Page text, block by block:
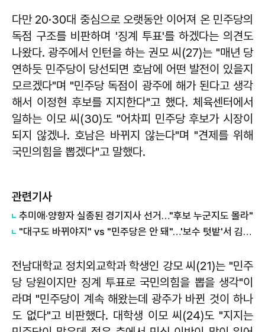
다만 20·30대 중심으로 오랫동안 이어져 온 민주당의
독점 구조를 비판하며 '징계 투표'를 하겠다는 의견도
나왔다. 광주에서 인턴을 하는 권모 씨(27)는 "매년 당
연하듯 민주당이 당선되면 호남에 어떤 발전이 있을지
모르겠다"며 "민주당 독점이 광주에 해가 된다고 생각
해서 이정현 후보를 지지한다"고 했다. 체육센터에서
일하는 이모 씨(30)도 "어차피 민주당 후보가 시장이
되지 않겠나. 호남은 바뀌지 않는다"며 "견제를 위해
국민의힘을 뽑겠다"고 말했다.
관련기사
추미애·양향자 실종된 경기지사 선거…"후보 누군지도 몰라"
"대구도 바뀌야지" vs "민주당은 안 돼"…'보수 텃밭'서 김부겸·추경호 '초접전'
전남대학교 정치외교학과 학생인 강모 씨(21)는 "민주
당 당원이지만 징계 투표로 국민의힘을 뽑을 생각"이
라며 "민주당이 계속 해왔는데 광주가 바뀐 것이 하나
도 없다"고 비판했다. 대학생 이모 씨(24)도 "지지는